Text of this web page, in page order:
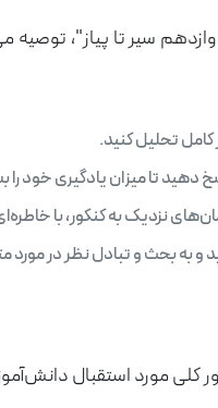
سیر تا پیاز"،
تحلیل کنید.
دهید تا میزان یادگیری خود را
نزدیک به کنکور، با
بحث و تبادل نظر در مورد
کلی مورد استقبال